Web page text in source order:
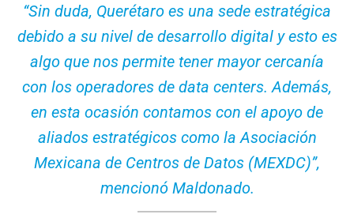
“Sin duda, Querétaro es una sede estratégica
debido a su nivel de desarrollo digital y esto es
algo que nos permite tener mayor cercanía
con los operadores de data centers. Además,
en esta ocasión contamos con el apoyo de
aliados estratégicos como la Asociación
Mexicana de Centros de Datos (MEXDC)”,
mencionó Maldonado.